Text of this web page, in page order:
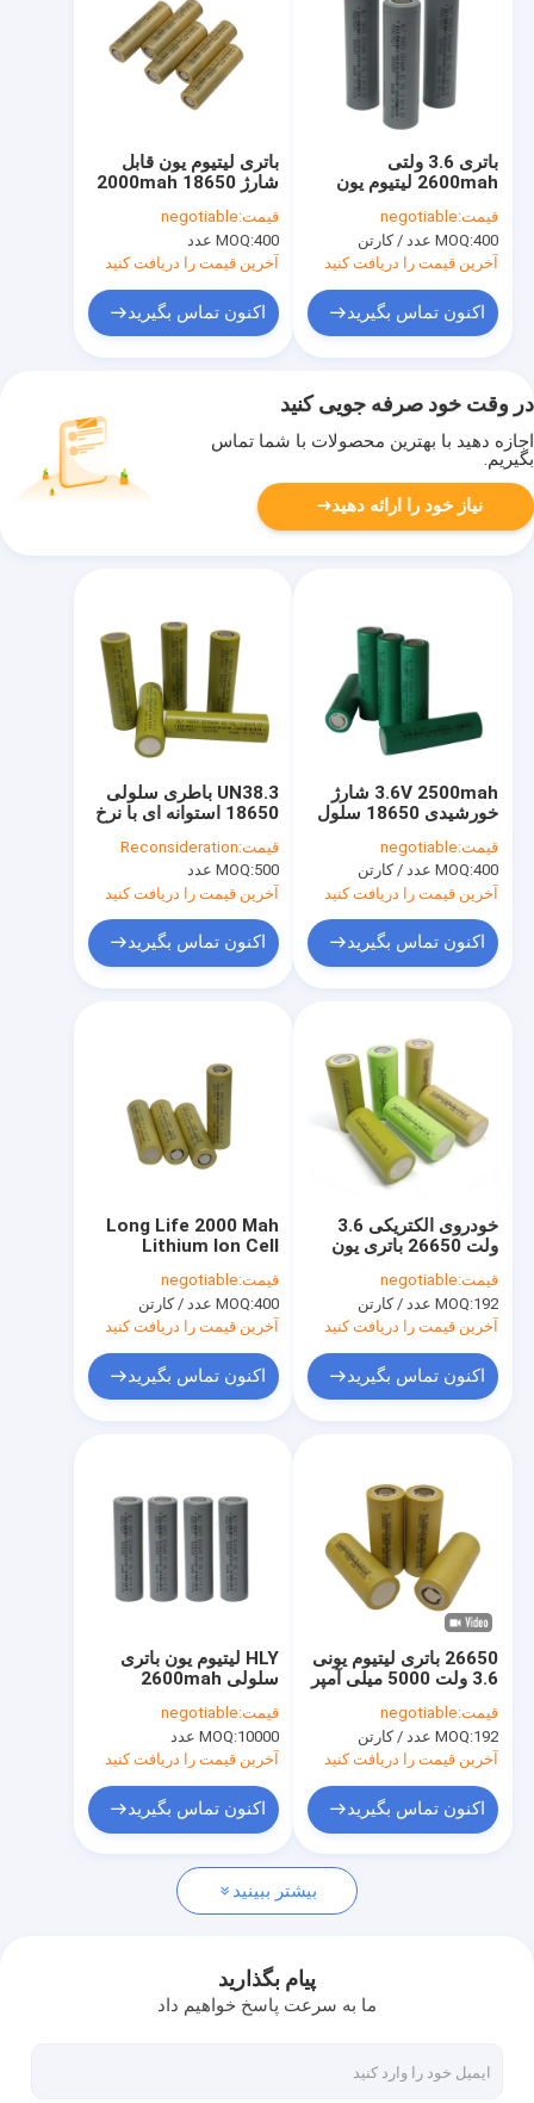
محصولات
درباره ما
تور کارخانه
با ما تماس بگیرید
سلول باتری لیتیوم یون
باتری لیتیوم یون قابل شارژ
باتری خورشیدی قابل شارژ
باتری لیتیوم یون قابل
شارژ 2000mah 18650
قیمت:negotiable
MOQ:400 عدد
آخرین قیمت را دریافت کنید
اکنون تماس بگیرید
باتری 3.6 ولتی
2600mah لیتیوم یون
شارژ با ظرفیت بالا
قیمت:negotiable
MOQ:400 عدد / کارتن
آخرین قیمت را دریافت کنید
اکنون تماس بگیرید
در وقت خود صرفه جویی کنید
اجازه دهید با بهترین محصولات با شما تماس
بگیریم.
نیاز خود را ارائه دهید
UN38.3 باطری سلولی
18650 استوانه ای با نرخ
یونی 2200mah 18650
قیمت:Reconsideration
MOQ:500 عدد
آخرین قیمت را دریافت کنید
اکنون تماس بگیرید
3.6V 2500mah شارژ
خورشیدی 18650 سلول
AAA با ظرفیت بالا
قیمت:negotiable
MOQ:400 عدد / کارتن
آخرین قیمت را دریافت کنید
اکنون تماس بگیرید
Long Life 2000 Mah
Lithium Ion Cell
Home Electronics
قیمت:negotiable
MOQ:400 عدد / کارتن
آخرین قیمت را دریافت کنید
اکنون تماس بگیرید
خودروی الکتریکی 3.6
ولت 26650 باتری یون
آمپر ساعتی شارژ سریع
قیمت:negotiable
MOQ:192 عدد / کارتن
آخرین قیمت را دریافت کنید
اکنون تماس بگیرید
HLY لیتیوم یون باتری
سلولی 2600mah
شارژ BIS
قیمت:negotiable
MOQ:10000 عدد
آخرین قیمت را دریافت کنید
اکنون تماس بگیرید
26650 باتری لیتیوم یونی
3.6 ولت 5000 میلی آمپر
برای ذخیره انرژی باد
قیمت:negotiable
MOQ:192 عدد / کارتن
آخرین قیمت را دریافت کنید
اکنون تماس بگیرید
بیشتر ببینید
پیام بگذارید
ما به سرعت پاسخ خواهیم داد